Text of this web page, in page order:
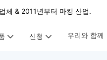
체 & 2011년부터 마킹 산업.
신청 우리와 함께